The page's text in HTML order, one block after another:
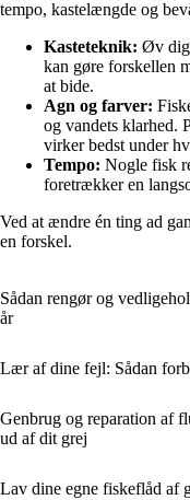
tempo, kastelængde og
Kasteteknik: Øv dig
kan gøre forskellen
at bide.
Agn og farver:
og vandets klarhed.
virker bedst under
Tempo: Nogle fisk
foretrækker en
Ved at ændre én ting ad
en forskel.
Sådan rengør og
år
Lær af dine fejl: Sådan
Genbrug og reparation af
ud af dit grej
Lav dine egne fiskeflåd af